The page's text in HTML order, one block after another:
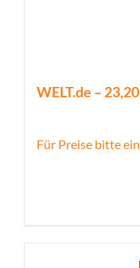
WELT.de –
Für Preise bitte